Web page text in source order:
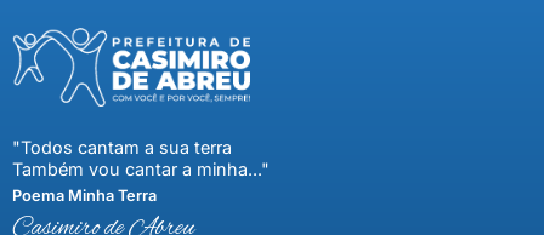
"Todos cantam a sua terra
Também vou cantar a minha..."
Poema Minha Terra